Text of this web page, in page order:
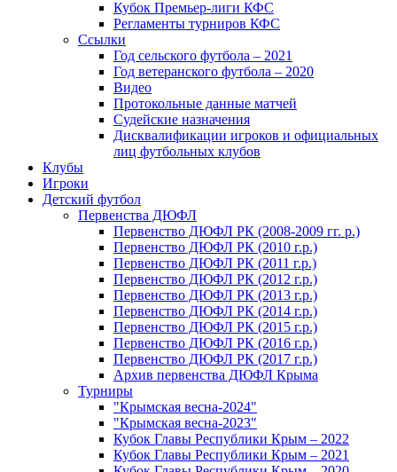
Кубок Премьер-лиги КФС
Регламенты турниров КФС
Ссылки
Год сельского футбола – 2021
Год ветеранского футбола – 2020
Видео
Протокольные данные матчей
Судейские назначения
Дисквалификации игроков и официальных
лиц футбольных клубов
Клубы
Игроки
Детский футбол
Первенства ДЮФЛ
Первенство ДЮФЛ РК (2008-2009 гг. р.)
Первенство ДЮФЛ РК (2010 г.р.)
Первенство ДЮФЛ РК (2011 г.р.)
Первенство ДЮФЛ РК (2012 г.р.)
Первенство ДЮФЛ РК (2013 г.р.)
Первенство ДЮФЛ РК (2014 г.р.)
Первенство ДЮФЛ РК (2015 г.р.)
Первенство ДЮФЛ РК (2016 г.р.)
Первенство ДЮФЛ РК (2017 г.р.)
Архив первенства ДЮФЛ Крыма
Турниры
"Крымская весна-2024"
"Крымская весна-2023"
Кубок Главы Республики Крым – 2022
Кубок Главы Республики Крым – 2021